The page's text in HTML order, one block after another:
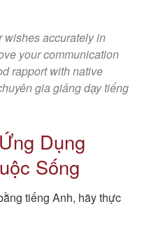
wishes accurately in
your communication
rapport with native
gia giảng dạy tiếng
Dụng
Sống
tiếng Anh, hãy thực